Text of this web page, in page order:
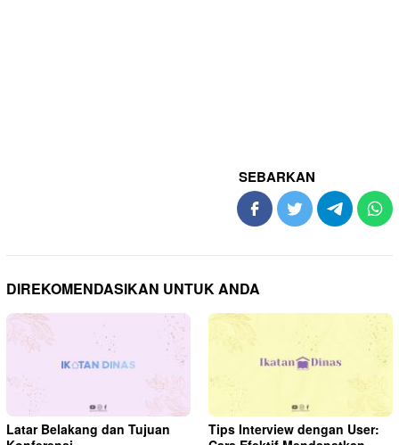
SEBARKAN
DIREKOMENDASIKAN UNTUK ANDA
Latar Belakang dan Tujuan
Tips Interview dengan User: